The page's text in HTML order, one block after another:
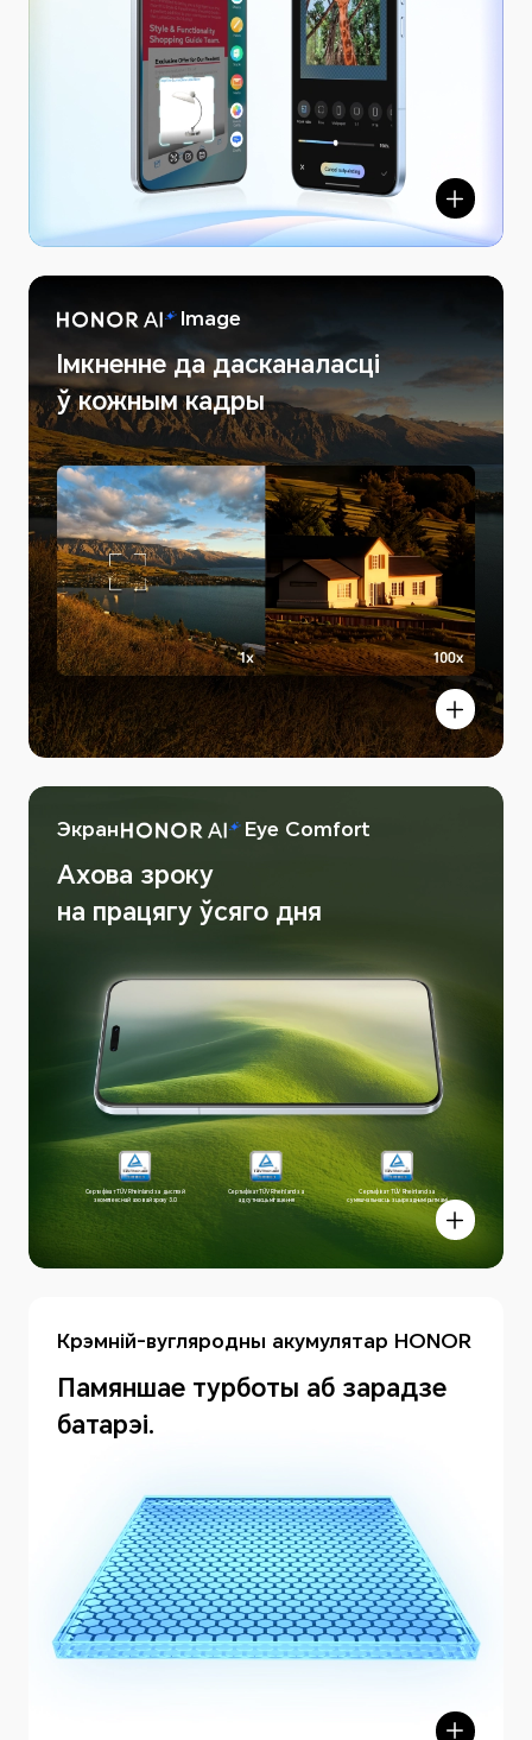
AI Image
Імкненне да дасканаласці
ў кожным кадры
AI Image
Экран Eye Comfort
Ахова зроку
на працягу ўсяго дня
Сертыфікат TÜV Rheinland за дысплэй
з комплекснай аховай зроку 3.0
Сертыфікат TÜV Rheinland за
адсутнасць мігацення
Сертыфікат TÜV Rheinland за
сумяшчальнасць з цыркаднымі рытмамі
Крэмній-вугляродны акумулятар HONOR
Памяншае турботы аб зарадзе
батарэі.